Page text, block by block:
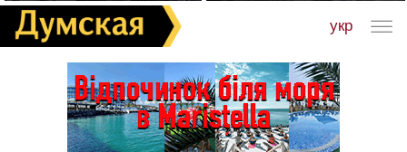
укр